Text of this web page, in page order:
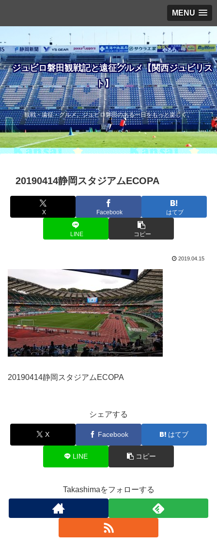
MENU
ジュビロ磐田観戦記と遠征グルメ【関西ジュビリス
ト】
観戦・遠征・グルメ。ジュビロ磐田のある一日をもっと楽しく。
20190414静岡スタジアムECOPA
X Facebook はてブ
LINE コピー
2019.04.15
20190414静岡スタジアムECOPA
シェアする
X Facebook はてブ
LINE コピー
Takashimaをフォローする